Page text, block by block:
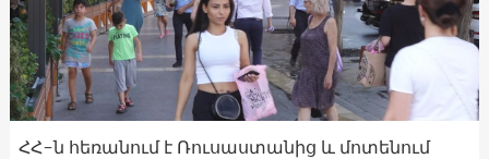
ՀՀ-ն հեռանում է Ռուսաստանից և մոտենում